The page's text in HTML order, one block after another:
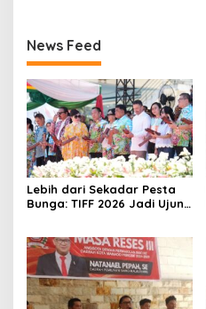
News Feed
Lebih dari Sekadar Pesta
Bunga: TIFF 2026 Jadi Ujung